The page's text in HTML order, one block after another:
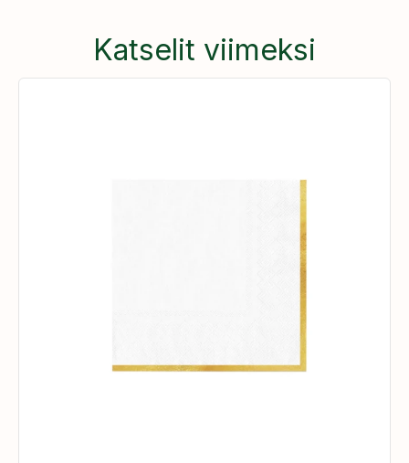
Katselit viimeksi